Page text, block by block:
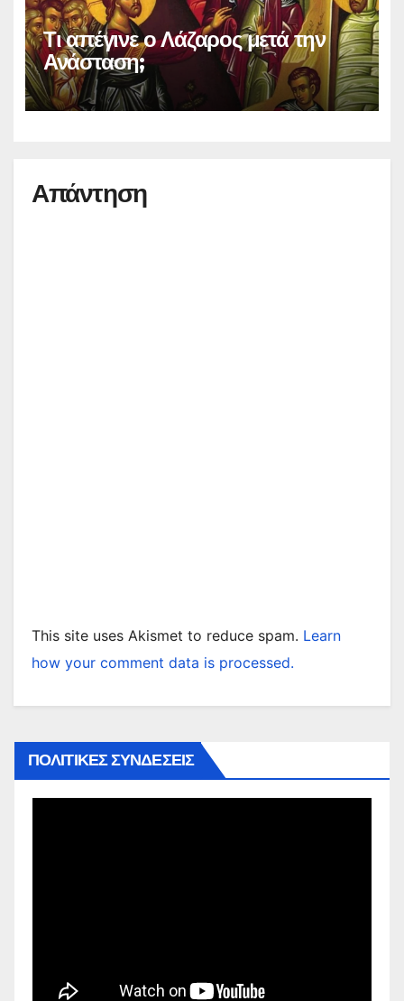
Τι απέγινε ο Λάζαρος μετά την
Ανάσταση;
Απάντηση
This site uses Akismet to reduce spam. Learn
how your comment data is processed.
ΠΟΛΙΤΙΚΕΣ ΣΥΝΔΕΣΕΙΣ